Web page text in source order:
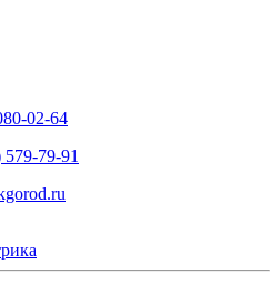
02-64
79-91